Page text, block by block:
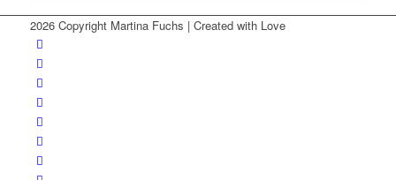
2026 Copyright Martina Fuchs | Created with Love